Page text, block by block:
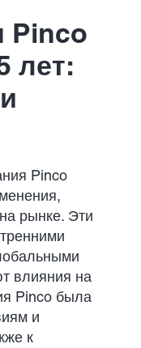
Pinco
лет:
Pinco
рынке. Эти
влияния на
Pinco была
и
к